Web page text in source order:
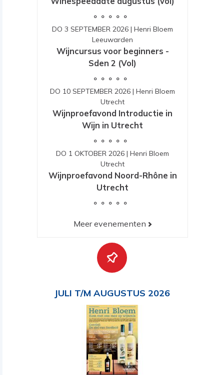
DO 3 SEPTEMBER 2026 | Henri Bloem
Leeuwarden
Wijncursus voor beginners -
Sden 2 (Vol)
DO 10 SEPTEMBER 2026 | Henri Bloem
Utrecht
Wijnproefavond Introductie in
Wijn in Utrecht
DO 1 OKTOBER 2026 | Henri Bloem
Utrecht
Wijnproefavond Noord-Rhône in
Utrecht
Meer evenementen
JULI T/M AUGUSTUS 2026